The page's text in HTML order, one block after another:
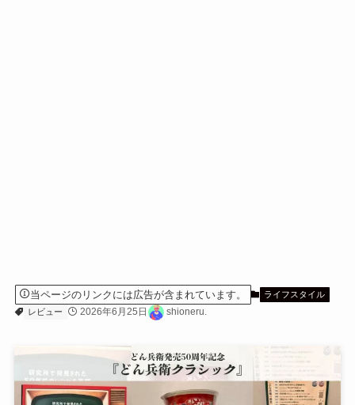
当ページのリンクには広告が含まれています。
ライフスタイル
レビュー
2026年6月25日 shioneru.